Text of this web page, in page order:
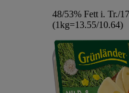
48/53% Fett i. Tr./
(1kg=13.55/10.64)